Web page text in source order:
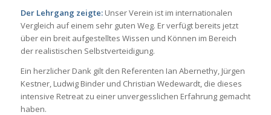
Der Lehrgang zeigte: Unser Verein ist im internationalen
Vergleich auf einem sehr guten Weg. Er verfügt bereits jetzt
über ein breit aufgestelltes Wissen und Können im Bereich
der realistischen Selbstverteidigung.
Ein herzlicher Dank gilt den Referenten Ian Abernethy, Jürgen
Kestner, Ludwig Binder und Christian Wedewardt, die dieses
intensive Retreat zu einer unvergesslichen Erfahrung gemacht
haben.